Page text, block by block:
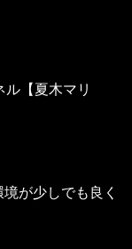
【夏木マリ
が少しでも良く